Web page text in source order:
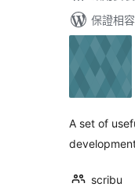
保證相
A set of
scribu